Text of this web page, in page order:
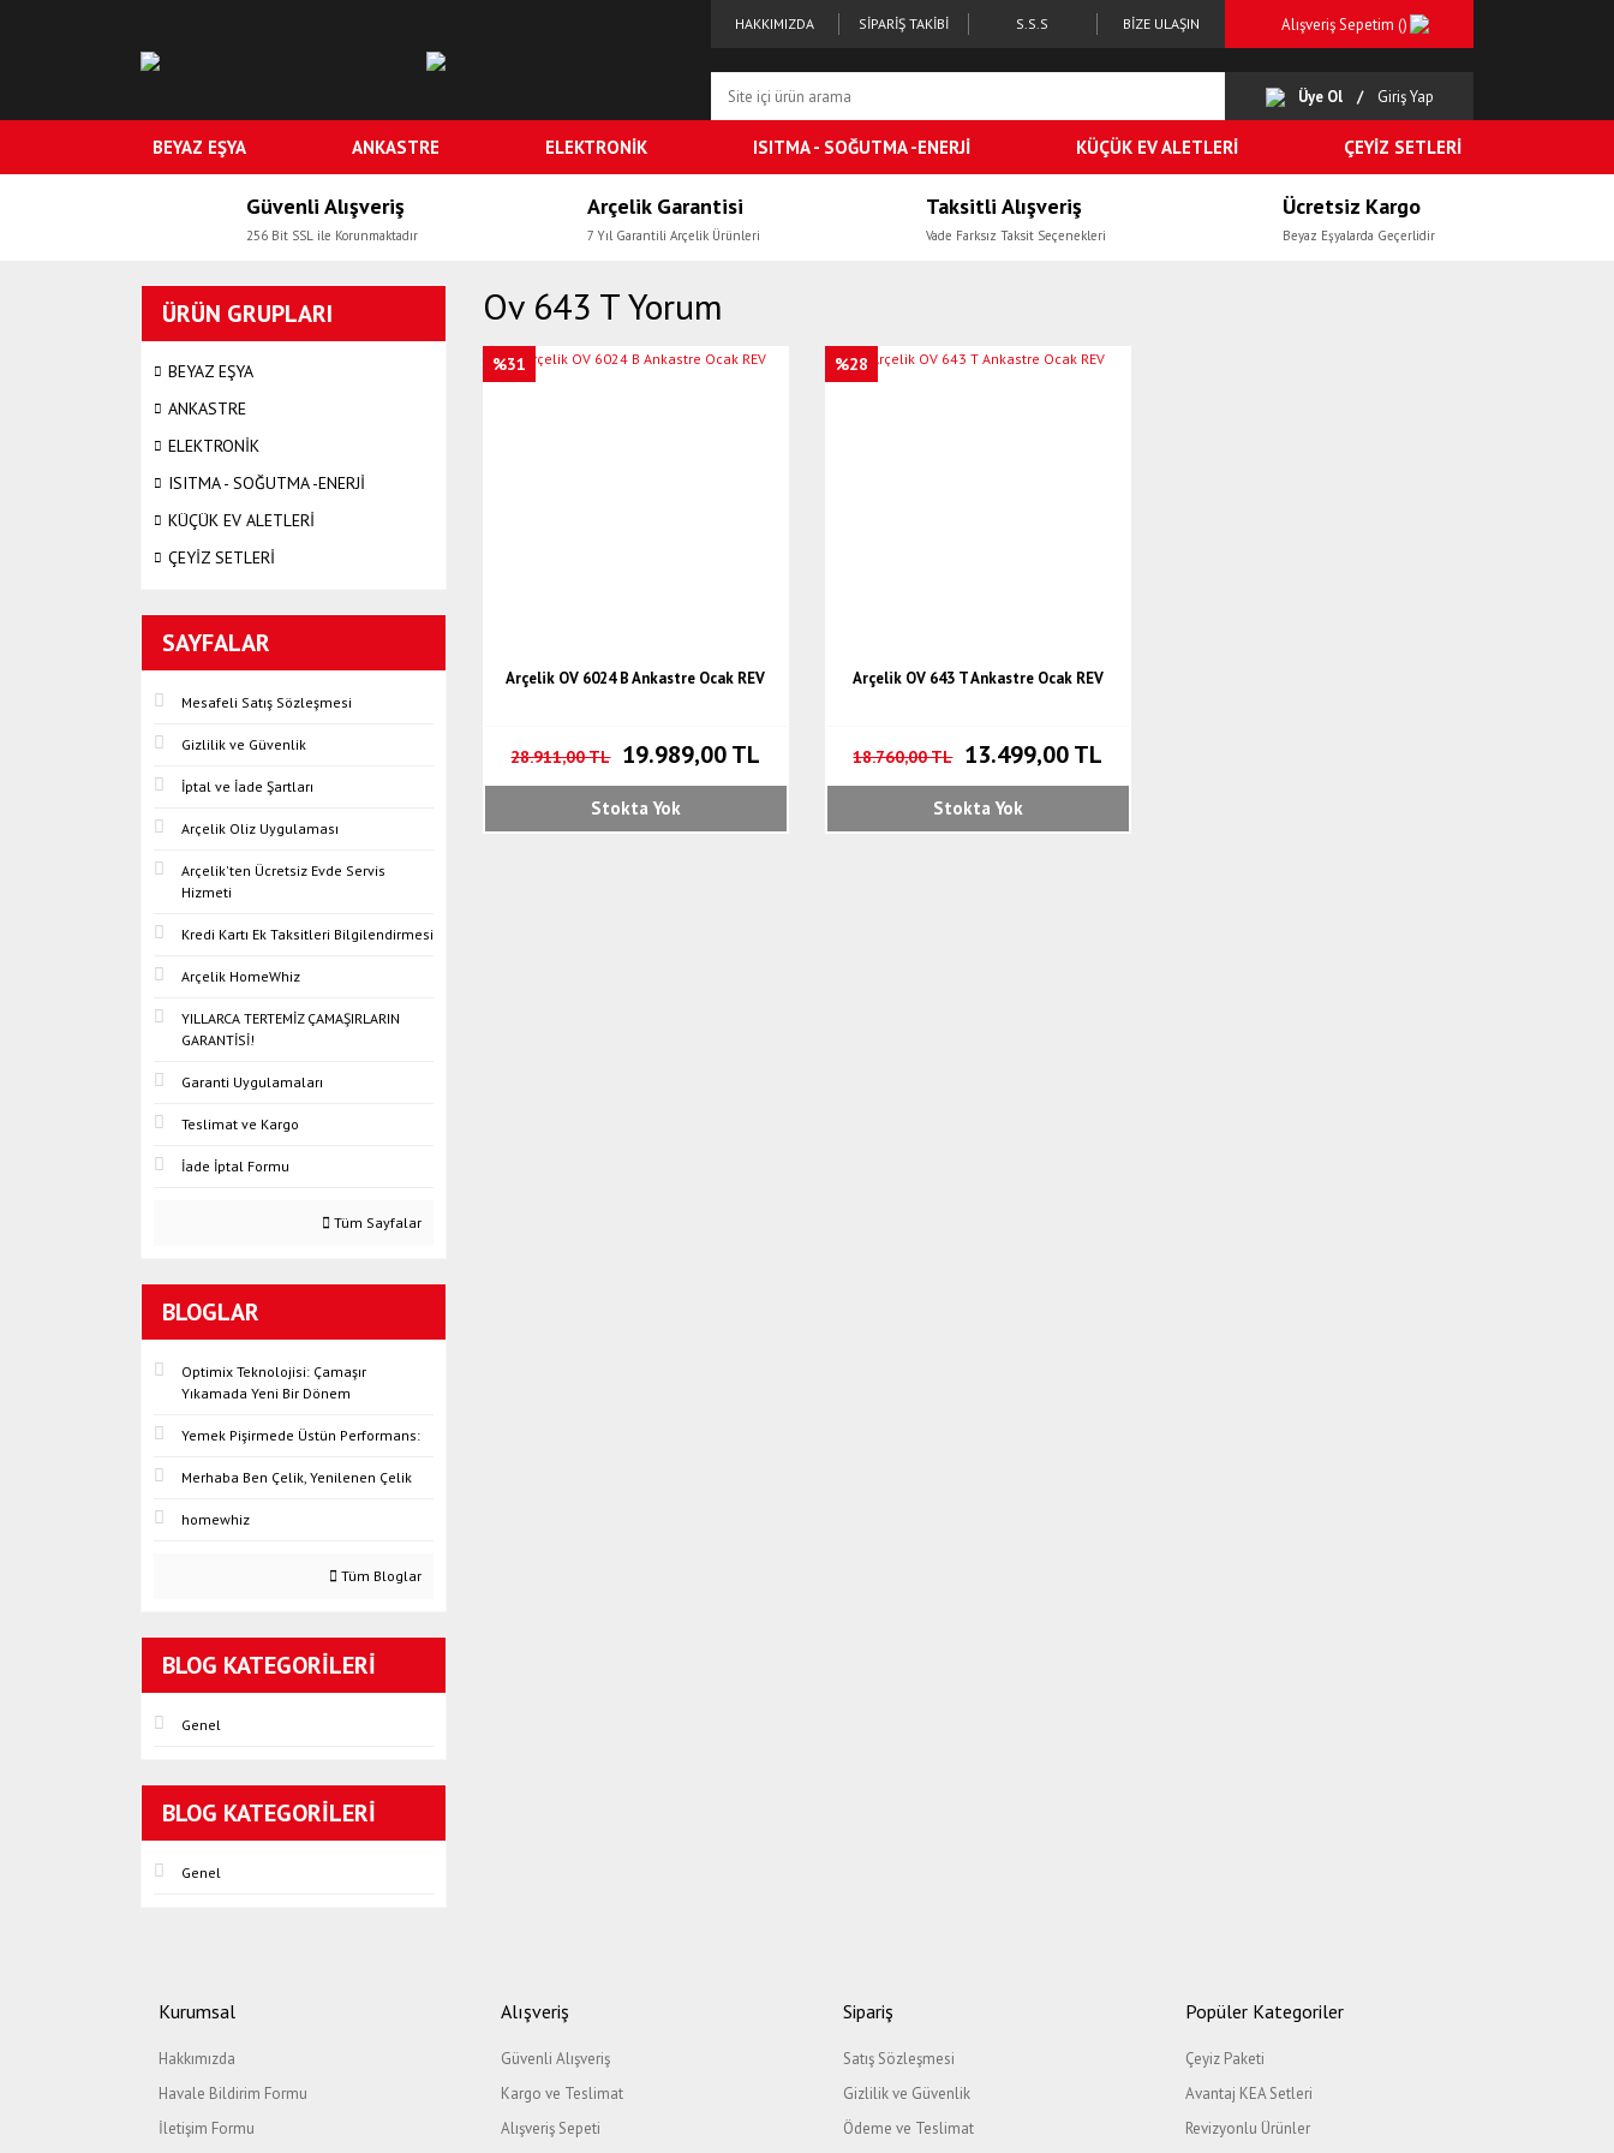
HAKKIMIZDA SİPARİŞ TAKİBİ S.S.S BİZE ULAŞIN Alışveriş Sepetim ()
Üye Ol Giriş Yap
BEYAZ EŞYA ANKASTRE ELEKTRONİK ISITMA - SOĞUTMA -ENERJİ KÜÇÜK EV ALETLERİ ÇEYİZ SETLERİ
Güvenli Alışveriş
256 Bit SSL ile Korunmaktadır
Arçelik Garantisi
7 Yıl Garantili Arçelik Ürünleri
Taksitli Alışveriş
Vade Farksız Taksit Seçenekleri
Ücretsiz Kargo
Beyaz Eşyalarda Geçerlidir
ÜRÜN GRUPLARI
BEYAZ EŞYA
ANKASTRE
ELEKTRONİK
ISITMA - SOĞUTMA -ENERJİ
KÜÇÜK EV ALETLERİ
ÇEYİZ SETLERİ
SAYFALAR
Mesafeli Satış Sözleşmesi
Gizlilik ve Güvenlik
İptal ve İade Şartları
Arçelik Oliz Uygulaması
Arçelik'ten Ücretsiz Evde Servis
Hizmeti
Kredi Kartı Ek Taksitleri Bilgilendirmesi
Arçelik HomeWhiz
YILLARCA TERTEMİZ ÇAMAŞIRLARIN
GARANTİSİ!
Garanti Uygulamaları
Teslimat ve Kargo
İade İptal Formu
Tüm Sayfalar
BLOGLAR
Optimix Teknolojisi: Çamaşır
Yıkamada Yeni Bir Dönem
Yemek Pişirmede Üstün Performans:
Merhaba Ben Çelik, Yenilenen Çelik
homewhiz
Tüm Bloglar
BLOG KATEGORILERI
Genel
BLOG KATEGORILERI
Genel
Ov 643 T Yorum
%31
Arçelik OV 6024 B Ankastre Ocak REV
28.911,00 TL 19.989,00 TL
Stokta Yok
%28
Arçelik OV 643 T Ankastre Ocak REV
18.760,00 TL 13.499,00 TL
Stokta Yok
Kurumsal
Hakkımızda
Havale Bildirim Formu
İletişim Formu
Alışveriş
Güvenli Alışveriş
Kargo ve Teslimat
Alışveriş Sepeti
Sipariş
Satış Sözleşmesi
Gizlilik ve Güvenlik
Ödeme ve Teslimat
Popüler Kategoriler
Çeyiz Paketi
Avantaj KEA Setleri
Revizyonlu Ürünler